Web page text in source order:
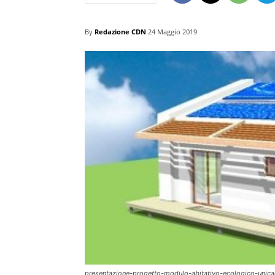
By Redazione CDN 24 Maggio 2019
presentazione-progetto-modulo-abitativo-ecologico-